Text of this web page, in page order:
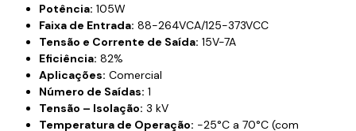
Potência: 105W
Faixa de Entrada: 88-264VCA/125-373VCC
Tensão e Corrente de Saída: 15V-7A
Eficiência: 82%
Aplicações: Comercial
Número de Saídas: 1
Tensão – Isolação: 3 kV
Temperatura de Operação: -25°C a 70°C (com